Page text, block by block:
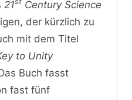
21
Century Science
der kürzlich zu
mit dem Titel
to Unity
Buch fasst
fast fünf